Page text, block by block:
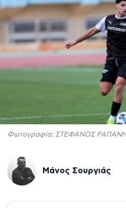
Φωτογραφία: ΣΤΕΦΑΝΟΣ
Μάνος Σουργιάς